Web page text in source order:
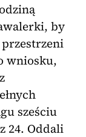
by
wniosku,
sześciu
24. Oddali